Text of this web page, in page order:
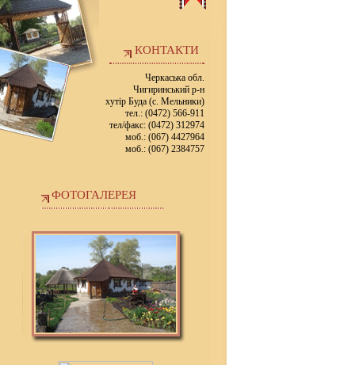
КОНТАКТИ
Черкаська обл.
Чигиринський р-н
хутір Буда (с. Мельники)
тел.: (0472) 566-911
тел/факс: (0472) 312974
моб.: (067) 4427964
моб.: (067) 2384757
ФОТОГАЛЕРЕЯ